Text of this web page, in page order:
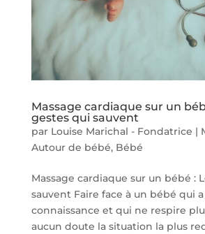
Massage cardiaque sur un
gestes qui sauvent
par Louise Marichal - Fondatrice |
Autour de bébé, Bébé
Massage cardiaque sur un bébé :
sauvent Faire face à un bébé qui
connaissance et qui ne respire
aucun doute la situation la plus